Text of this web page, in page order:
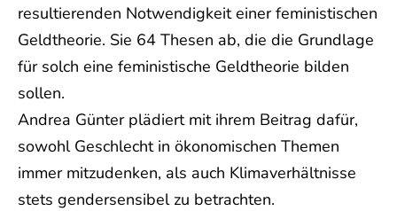
resultierenden Notwendigkeit einer feministischen
Geldtheorie. Sie 64 Thesen ab, die die Grundlage
für solch eine feministische Geldtheorie bilden
sollen.
Andrea Günter plädiert mit ihrem Beitrag dafür,
sowohl Geschlecht in ökonomischen Themen
immer mitzudenken, als auch Klimaverhältnisse
stets gendersensibel zu betrachten.